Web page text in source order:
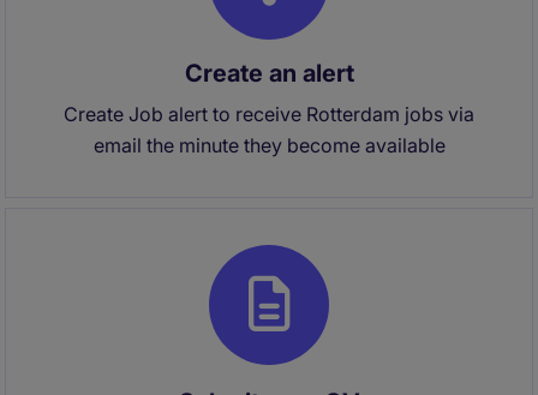
Create an alert
Create Job alert to receive Rotterdam jobs via
email the minute they become available